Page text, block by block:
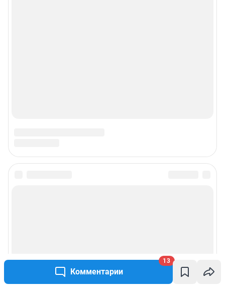
Комментарии
13